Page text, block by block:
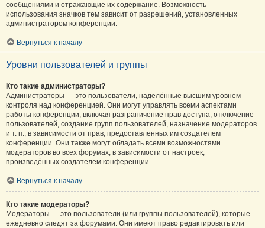
сообщениями и отражающие их содержание. Возможность
использования значков тем зависит от разрешений, установленных
администратором конференции.
Вернуться к началу
Уровни пользователей и группы
Кто такие администраторы?
Администраторы — это пользователи, наделённые высшим уровнем
контроля над конференцией. Они могут управлять всеми аспектами
работы конференции, включая разграничение прав доступа, отключение
пользователей, создание групп пользователей, назначение модераторов
и т. п., в зависимости от прав, предоставленных им создателем
конференции. Они также могут обладать всеми возможностями
модераторов во всех форумах, в зависимости от настроек,
произведённых создателем конференции.
Вернуться к началу
Кто такие модераторы?
Модераторы — это пользователи (или группы пользователей), которые
ежедневно следят за форумами. Они имеют право редактировать или